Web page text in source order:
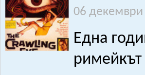
06 декември
Една